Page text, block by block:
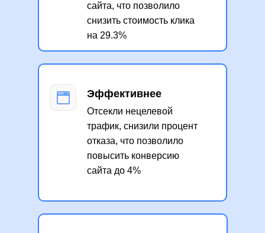
Эффективнее
Отсекли нецелевой
трафик, снизили процент
отказа, что позволило
повысить конверсию
сайта до 4%
сайта, что позволило
снизить стоимость клика
на 29.3%